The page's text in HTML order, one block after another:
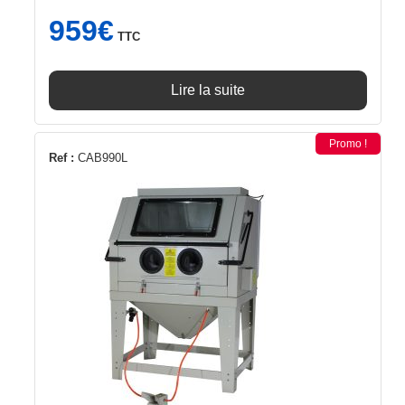
959€ TTC
Lire la suite
Ref : CAB990L
Promo !